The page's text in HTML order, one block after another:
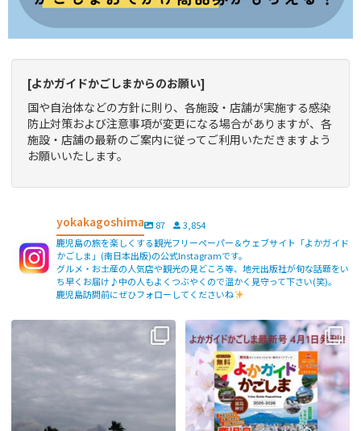
[よかガイドかごしまからのお願い]
国や自治体などの方針に則り、各施設・店舗が実施する感染
防止対策および注意事項が変更になる場合がありますが、各
施設・店舗の最新のご案内に従ってご利用いただきますよう
お願いいたします。
yokakagoshima 87
3,854
鹿児島の旅を楽しくする観光フリーペーパー＆ウェブサイト「よかガイド
かごしま」(南日本出版)の公式Instagramです。
グルメ・お土産の人気店や観光の見どころ等、地元出版社が旬な話題をい
ち早くお届け♪中の人もよくつぶやくので温かく見守って下さい(笑)。
鹿児島訪問前にぜひフォローしてくださいね
【fromよかガイド】〜鹿児島観光の よかガイド最新号、ぜひご覧くださ
い
【fromよかガイド】
...
77 2